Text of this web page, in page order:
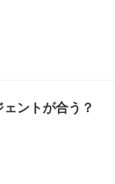
ントが合う？